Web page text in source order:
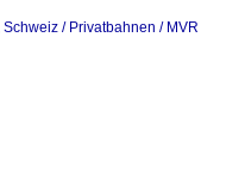
(ex CEV)
/ Andermatt - Göschenen
Schweiz / Privatbahnen / MVR